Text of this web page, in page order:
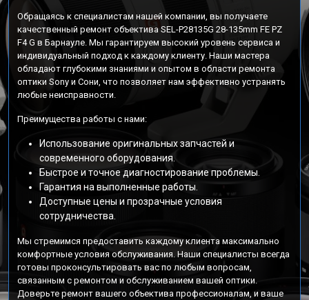
Обращаясь к специалистам нашей компании, вы получаете
качественный ремонт объектива SEL-P28135G 28-135mm FE PZ
F4 G в Барнауле. Мы гарантируем высокий уровень сервиса и
индивидуальный подход к каждому клиенту. Наши мастера
обладают глубокими знаниями и опытом в области ремонта
оптики Sony и Сони, что позволяет нам эффективно устранять
любые неисправности.
Преимущества работы с нами:
Использование оригинальных запчастей и
современного оборудования.
Быстрое и точное диагностирование проблемы.
Гарантия на выполненные работы.
Доступные цены и прозрачные условия
сотрудничества.
Мы стремимся предоставить каждому клиента максимально
комфортные условия обслуживания. Наши специалисты всегда
готовы проконсультировать вас по любым вопросам,
связанным с ремонтом и обслуживанием вашей оптики.
Доверьте ремонт вашего объектива профессионалам, и ваше